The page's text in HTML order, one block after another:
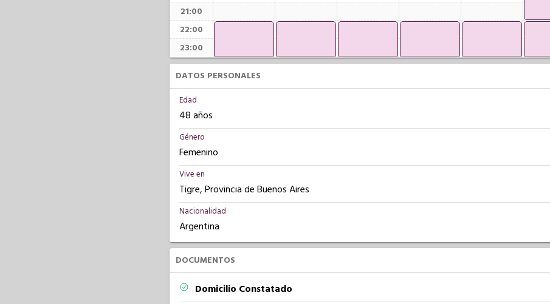
21:00
22:00
23:00
DATOS PERSONALES
Edad
48 años
Género
Femenino
Vive en
Tigre, Provincia de Buenos Aires
Nacionalidad
Argentina
DOCUMENTOS
Domicilio Constatado